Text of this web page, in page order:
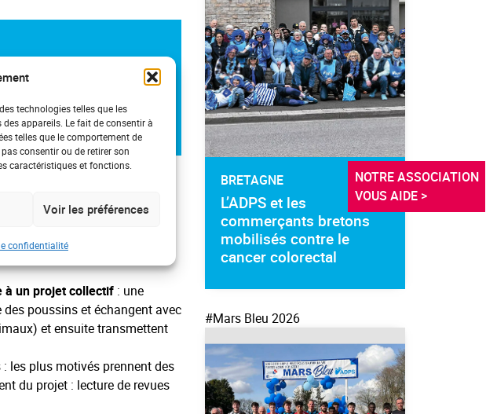
technologies telles que les
appareils. Le fait de consentir à
telles que le comportement de
consentir ou de retirer son
caractéristiques et fonctions.
Voir les préférences
confidentialité
à
Franck Thibault, éducateur,
de pigeonnier pédagogique
à un projet collectif : une
poussins et échangent avec
et ensuite transmettent
: les plus motivés prennent des
du projet : lecture de revues
BRETAGNE
L’ADPS et les
commerçants bretons
mobilisés contre le
cancer colorectal
#Mars Bleu 2026
NOTRE ASSOCIATION
VOUS AIDE >